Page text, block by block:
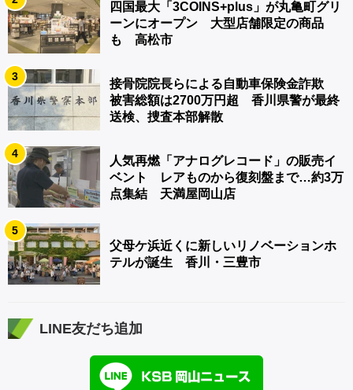
四国最大「3COINS+plus」が丸亀町グリ
ーンにオープン 大型店舗限定の商品
も 高松市
3
接骨院院長らによる自動車保険金詐欺
被害総額は2700万円超 香川県警が最終
送検、捜査本部解散
4
人気再燃「アナログレコード」の販売イ
ベント レアものから復刻盤まで…約3万
点集結 天満屋岡山店
5
父母ケ浜近くに新しいリノベーションホ
テルが誕生 香川・三豊市
LINE友だち追加